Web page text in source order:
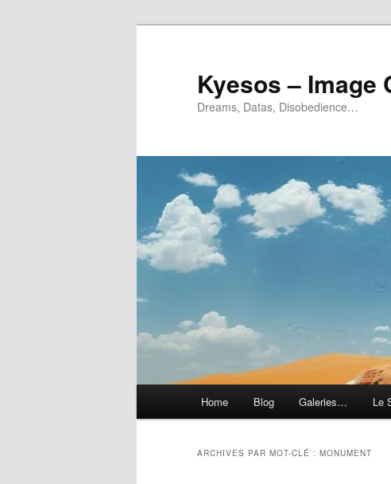
Kyesos – Image
Dreams, Datas, Disobedience…
Home Blog Galeries… Le
ARCHIVES PAR MOT-CLÉ : MONUMENT